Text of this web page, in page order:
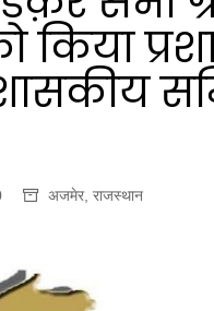
किया
अजमेर राजस्थान